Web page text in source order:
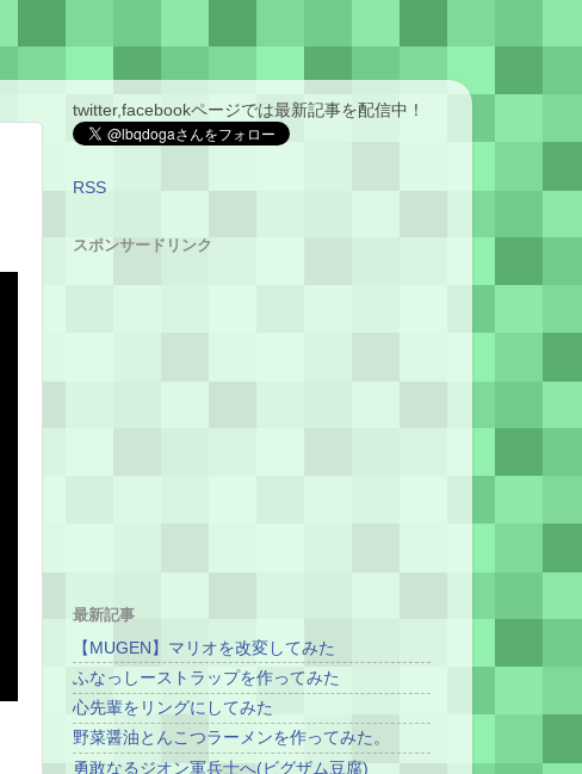
twitter,facebookページでは最新記事を配信中！
RSS
スポンサードリンク
最新記事
【MUGEN】マリオを改変してみた
ふなっしーストラップを作ってみた
心先輩をリングにしてみた
野菜醤油とんこつラーメンを作ってみた。
勇敢なるジオン軍兵士へ(ビグザム豆腐)